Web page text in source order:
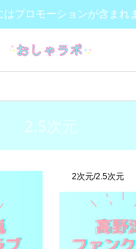
はプロモーションが含まれ
2.5次元
2次元/2.5次元